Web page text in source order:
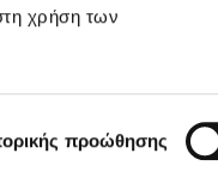
χρήση των
προώθησης